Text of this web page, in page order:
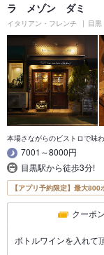
ラ メゾン ダミ
イタリアン・フレンチ 目黒
本場さながらのビストロで味
7001～8000円
目黒駅から徒歩3分!
【アプリ予約限定】最大
クーポン
ボトルワインを入れて